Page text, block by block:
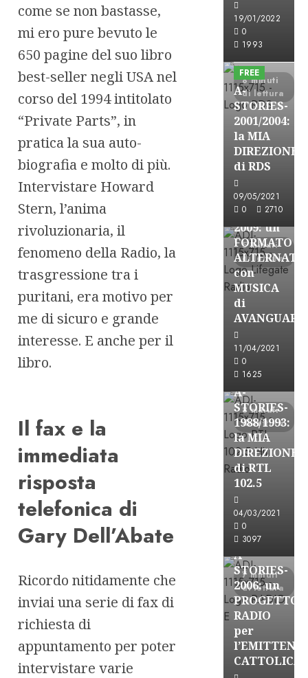
come se non bastasse,
mi ero pure bevuto le
650 pagine del suo libro
best-seller negli USA nel
corso del 1994 intitolato
“Private Parts”, in
pratica la sua auto-
biografia e molto di più.
Intervistare Howard
Stern, l’anima
rivoluzionaria, il
fenomeno della Radio, la
trasgressione tra i
puritani, era motivo per
me di sicuro e grande
interesse. E anche per il
libro.
Il fax e la
immediata
risposta
telefonica di
Gary Dell’Abate
Ricordo nitidamente che
inviai una serie di fax di
richiesta di
appuntamento per poter
intervistare varie
19/01/2022
0
1993
8 minuti
di lettura
A-Stories
FREE
A-
STORIES-
2001/2004:
la MIA
DIREZIONE
di RDS
09/05/2021
0
2710
5 minuti
di lettura
A-Stories
Formazione
A-
STORIES-
2009: un
FORMATO
con
MUSICA
di
11/04/2021
0
1625
8 minuti
di lettura
Formazione
FREE
A-
STORIES-
1988/1993:
la MIA
DIREZIONE
di RTL
102.5
04/03/2021
0
3097
7 minuti
di lettura
Formazione
FREE
A-
STORIES-
2006: un
PROGETTO
RADIO
per
CATTOLICA
A-Stories